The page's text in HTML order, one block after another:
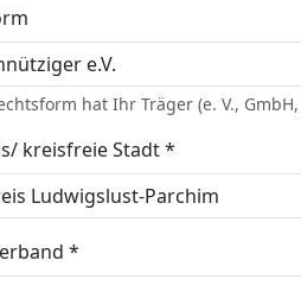
hat Ihr Träger (e. V.,
kreisfreie Stadt *
*